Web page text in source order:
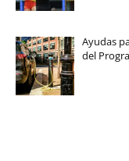
Ayudas
del